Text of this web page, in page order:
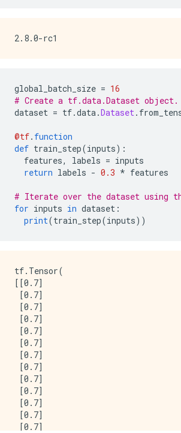
global_batch_size = 16
# Create a tf.data.Dataset object.
dataset = tf.data.Dataset.
@tf. function
def train_step(inputs):
features, labels = inputs
return labels - 0.3 * features
# Iterate over the dataset using
for inputs in dataset :
print(train_step(inputs))
tf.Tensor(
[[0.7]
[0.7]
[0.7]
[0.7]
[0.7]
[0.7]
[0.7]
[0.7]
[0.7]
[0.7]
[0.7]
[0.7]
[0.7]